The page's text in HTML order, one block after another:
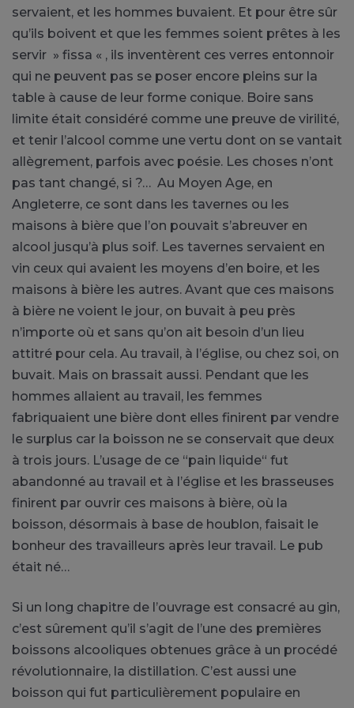
servaient, et les hommes buvaient. Et pour être sûr
qu’ils boivent et que les femmes soient prêtes à les
servir » fissa « , ils inventèrent ces verres entonnoir
qui ne peuvent pas se poser encore pleins sur la
table à cause de leur forme conique. Boire sans
limite était considéré comme une preuve de virilité,
et tenir l’alcool comme une vertu dont on se vantait
allègrement, parfois avec poésie. Les choses n’ont
pas tant changé, si ?… Au Moyen Age, en
Angleterre, ce sont dans les tavernes ou les
maisons à bière que l’on pouvait s’abreuver en
alcool jusqu’à plus soif. Les tavernes servaient en
vin ceux qui avaient les moyens d’en boire, et les
maisons à bière les autres. Avant que ces maisons
à bière ne voient le jour, on buvait à peu près
n’importe où et sans qu’on ait besoin d’un lieu
attitré pour cela. Au travail, à l’église, ou chez soi, on
buvait. Mais on brassait aussi. Pendant que les
hommes allaient au travail, les femmes
fabriquaient une bière dont elles finirent par vendre
le surplus car la boisson ne se conservait que deux
à trois jours. L’usage de ce “pain liquide“ fut
abandonné au travail et à l’église et les brasseuses
finirent par ouvrir ces maisons à bière, où la
boisson, désormais à base de houblon, faisait le
bonheur des travailleurs après leur travail. Le pub
était né…
Si un long chapitre de l’ouvrage est consacré au gin,
c’est sûrement qu’il s’agit de l’une des premières
boissons alcooliques obtenues grâce à un procédé
révolutionnaire, la distillation. C’est aussi une
boisson qui fut particulièrement populaire en